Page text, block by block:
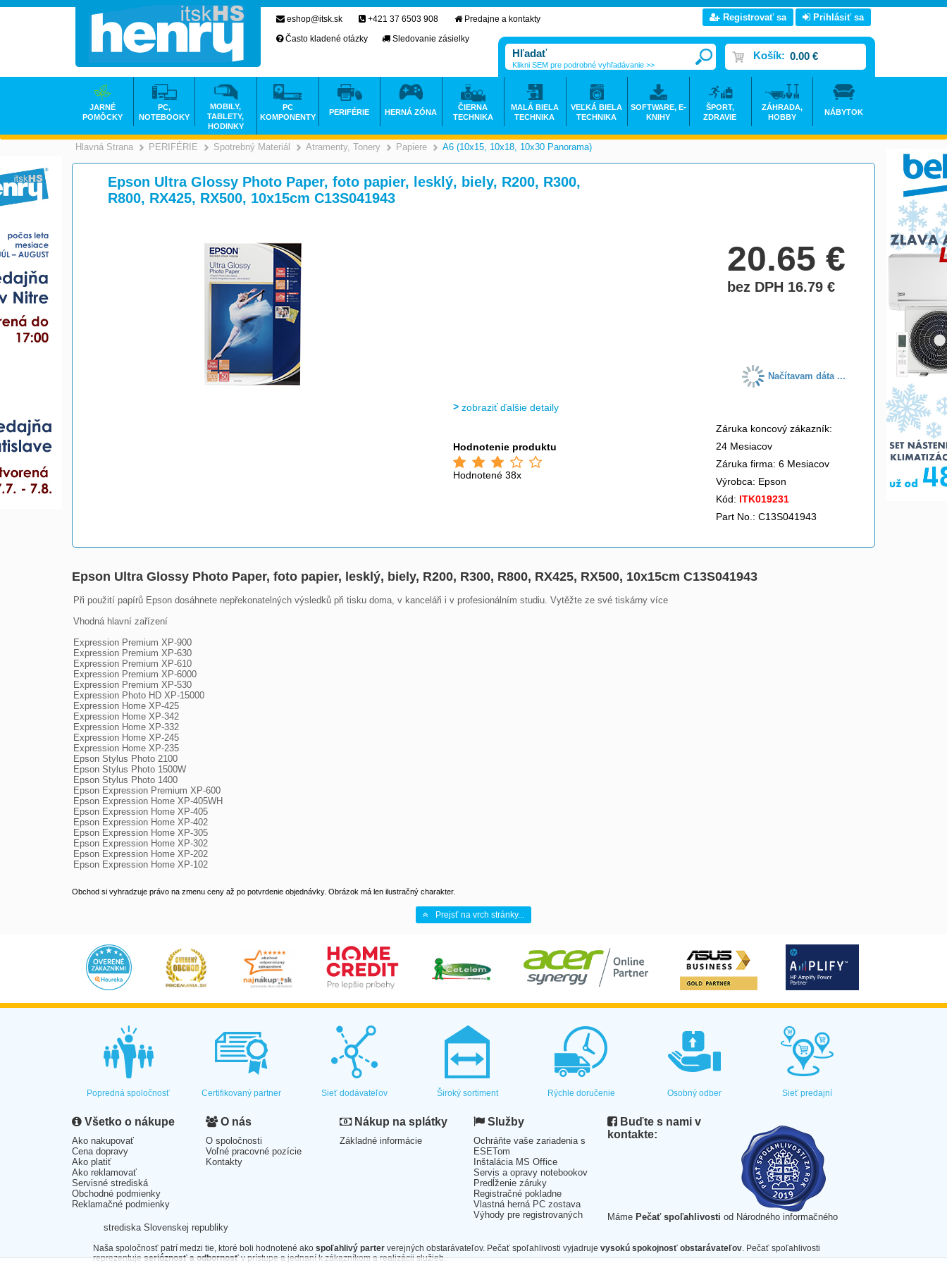
Hlavná Strana >
PERIFÉRIE >
Spotrebný Materiál >
Atramenty, Tonery >
Papiere >
A6 (10x15, 10x18, 10x30 Panorama)
Epson Ultra Glossy Photo Paper, foto papier, lesklý, biely, R200, R300,
R800, RX425, RX500, 10x15cm C13S041943
20.65€
bez DPH 16.79€
Načítavam dáta ...
zobraziť ďalšie detaily
Hodnotenie produktu
Hodnotené 38x
Záruka koncový zákazník:
24 Mesiacov
Záruka firma: 6 Mesiacov
Výrobca: Epson
Kód: ITK019231
Part No.: C13S041943
Epson Ultra Glossy Photo Paper, foto papier, lesklý, biely, R200, R300, R800, RX425, RX500, 10x15cm C13S041943
Při použití papírů Epson dosáhnete nepřekonatelných výsledků při tisku doma, v kanceláři i v profesionálním studiu. Vytěžte ze své tiskárny více
Vhodná hlavní zařízení
Expression Premium XP-900
Expression Premium XP-630
Expression Premium XP-610
Expression Premium XP-6000
Expression Premium XP-530
Expression Photo HD XP-15000
Expression Home XP-425
Expression Home XP-342
Expression Home XP-332
Expression Home XP-245
Expression Home XP-235
Epson Stylus Photo 2100
Epson Stylus Photo 1500W
Epson Stylus Photo 1400
Epson Expression Premium XP-600
Epson Expression Home XP-405WH
Epson Expression Home XP-405
Epson Expression Home XP-402
Epson Expression Home XP-305
Epson Expression Home XP-302
Epson Expression Home XP-202
Epson Expression Home XP-102
Obchod si vyhradzuje právo na zmenu ceny až po potvrdenie objednávky. Obrázok má len ilustračný charakter.
Prejsť na vrch stránky...
eshop@itsk.sk +421 37 6503 908
Predajne a kontakty
Často kladené otázky
Sledovanie zásielky
Registrovať sa Prihlásiť sa
Košík: 0.00 €
Klikni SEM pre podrobné vyhľadávanie >>
JARNÉ
POMÔCKY
PC,
NOTEBOOKY
MOBILY,
TABLETY,
HODINKY
PC
KOMPONENTY
PERIFÉRIE HERNÁ ZÓNA
ČIERNA
TECHNIKA
MALÁ BIELA
TECHNIKA
VEĽKÁ BIELA
TECHNIKA
SOFTWARE, E-
KNIHY
ŠPORT,
ZDRAVIE
ZÁHRADA,
HOBBY
NÁBYTOK
Popredná spoločnosť Certifikovaný partner Sieť dodávateľov Široký sortiment Rýchle doručenie Osobný odber Sieť predajní
Všetko o nákupe
Ako nakupovať
Cena dopravy
Ako platiť
Ako reklamovať
Servisné strediská
Obchodné podmienky
Reklamačné podmienky
O nás
O spoločnosti
Voľné pracovné pozície
Kontakty
Nákup na splátky
Základné informácie
Služby
Ochráňte vaše zariadenia s
ESETom
Inštalácia MS Office
Servis a opravy notebookov
Predĺženie záruky
Registračné pokladne
Vlastná herná PC zostava
Výhody pre registrovaných
Buďte s nami v
kontakte:
Máme Pečať spoľahlivosti od Národného informačného
strediska Slovenskej republiky
Naša spoločnosť patrí medzi tie, ktoré boli hodnotené ako spoľahlivý parter verejných obstarávateľov. Pečať spoľahlivosti vyjadruje vysokú spokojnosť obstarávateľov. Pečať spoľahlivosti
reprezentujeserióznosť a odbornosťv prístupe a jednaní k zákazníkom a realizácii služieb.